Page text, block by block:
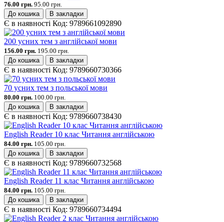
76.00 грн. 95.00 грн.
До кошика
В закладки
Є в наявності Код: 9789661092890
200 усних тем з англійської мови
156.00 грн. 195.00 грн.
До кошика
В закладки
Є в наявності Код: 9789660730366
70 усних тем з польської мови
80.00 грн. 100.00 грн.
До кошика
В закладки
Є в наявності Код: 9789660738430
English Reader 10 клас Читання англійською
84.00 грн. 105.00 грн.
До кошика
В закладки
Є в наявності Код: 9789660732568
English Reader 11 клас Читання англійською
84.00 грн. 105.00 грн.
До кошика
В закладки
Є в наявності Код: 9789660734494